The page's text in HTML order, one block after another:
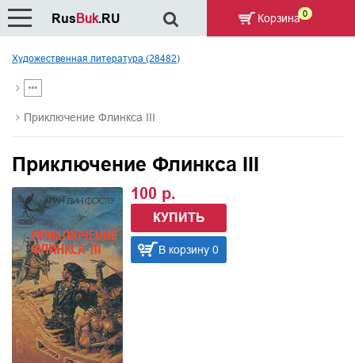
Художественная литература (28482)
Приключение Флинкса III
Приключение Флинкса III
100 р.
КУПИТЬ
В корзину 0
RusBuk.RU Корзина 0